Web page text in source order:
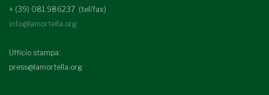
+ (39) 081.986237 (tel/fax)
info@lamortella.org
Ufficio stampa:
press@lamortella.org